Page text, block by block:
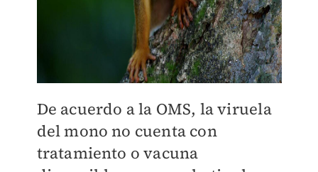
De acuerdo a la OMS, la viruela
del mono no cuenta con
tratamiento o vacuna